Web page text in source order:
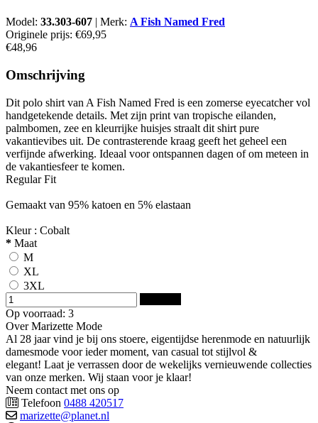
Model: 33.303-607 Merk: A Fish Named Fred
Originele prijs: €69,95
€48,96
Omschrijving
Dit polo shirt van A Fish Named Fred is een zomerse eyecatcher vol
handgetekende details. Met zijn print van tropische eilanden,
palmbomen, zee en kleurrijke huisjes straalt dit shirt pure
vakantievibes uit. De contrasterende kraag geeft het geheel een
verfijnde afwerking. Ideaal voor ontspannen dagen of om meteen in
de vakantiesfeer te komen.
Regular Fit
Gemaakt van 95% katoen en 5% elastaan
Kleur : Cobalt
* Maat
M
XL
3XL
Op voorraad: 3
Over Marizette Mode
Al 28 jaar vind je bij ons stoere, eigentijdse herenmode en natuurlijk
damesmode voor ieder moment, van casual tot stijlvol &
elegant! Laat je verrassen door de wekelijks vernieuwende collecties
van onze merken. Wij staan voor je klaar!
Neem contact met ons op
Telefoon 0488 420517
marizette@planet.nl